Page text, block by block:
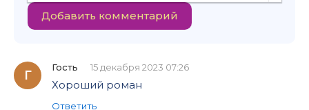
Добавить комментарий
Г
Гость 15 декабря 2023 07:26
Хороший роман
Ответить